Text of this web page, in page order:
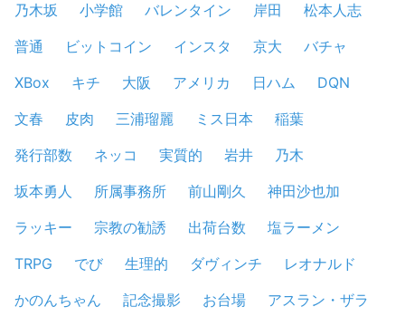
乃木坂 小学館 バレンタイン 岸田
松本人志
普通
ビットコイン インスタ 京大
バチャ
XBox
キチ 大阪 アメリカ 日ハム
DQN
文春
皮肉 三浦瑠麗 ミス日本
稲葉
発行部数
ネッコ 実質的 岩井
乃木
坂本勇人
所属事務所 前山剛久
神田沙也加
ラッキー
宗教の勧誘 出荷台数
塩ラーメン
TRPG
でび 生理的 ダヴィンチ
レオナルド
かのんちゃん
記念撮影 お台場
アスラン・ザラ